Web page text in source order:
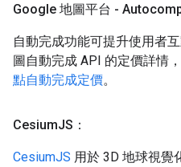
Google 地圖平台 -
自動完成功能可提升使用者
圖自動完成 API 的定價詳情
點自動完成定價。
CesiumJS：
CesiumJS 用於 3D 地球視覺